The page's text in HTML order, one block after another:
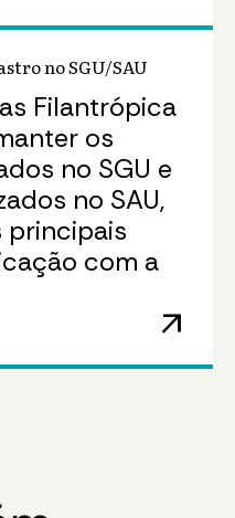
no SGU/SAU
Filantrópica
os
no SGU e
no SAU,
principais
com a
arrow_outward